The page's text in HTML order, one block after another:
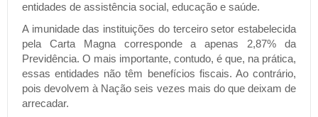
entidades de assistência social, educação e saúde.
A imunidade das instituições do terceiro setor estabelecida
pela Carta Magna corresponde a apenas 2,87% da
Previdência. O mais importante, contudo, é que, na prática,
essas entidades não têm benefícios fiscais. Ao contrário,
pois devolvem à Nação seis vezes mais do que deixam de
arrecadar.